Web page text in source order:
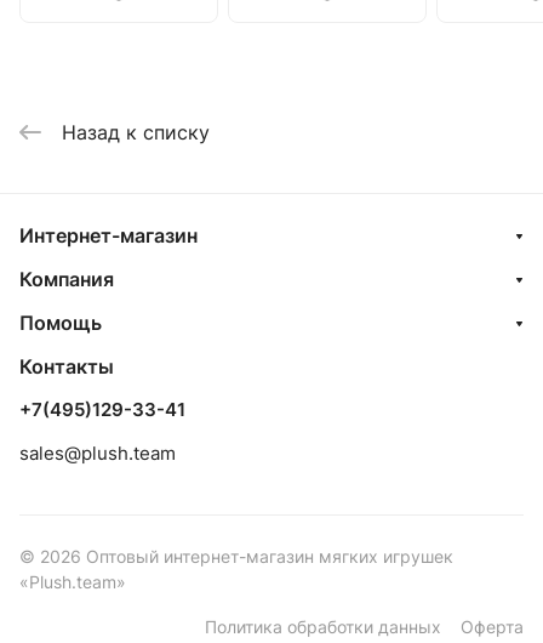
Назад к списку
Интернет-магазин
Компания
Помощь
Контакты
+7(495)129-33-41
sales@plush.team
© 2026 Оптовый интернет-магазин мягких игрушек
«Plush.team»
Политика обработки данных Оферта